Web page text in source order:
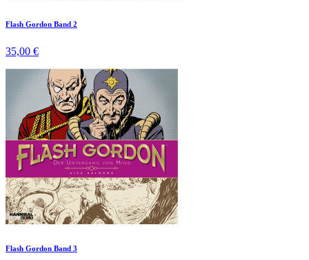
Flash Gordon Band 2
35,00 €
Flash Gordon Band 3